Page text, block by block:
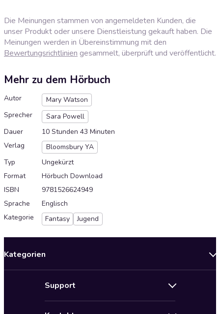
Die Meinungen stammen von angemeldeten Kunden, die
unser Produkt oder unsere Dienstleistung gekauft haben. Die
Meinungen werden in Übereinstimmung mit den
Bewertungsrichtlinien gesammelt, überprüft und veröffentlicht.
Mehr zu dem Hörbuch
Autor
Mary Watson
Sprecher
Sara Powell
Dauer
10 Stunden 43 Minuten
Verlag
Bloomsbury YA
Typ
Ungekürzt
Format
Hörbuch Download
ISBN
9781526624949
Sprache
Englisch
Kategorie
Fantasy Jugend
Kategorien
Support